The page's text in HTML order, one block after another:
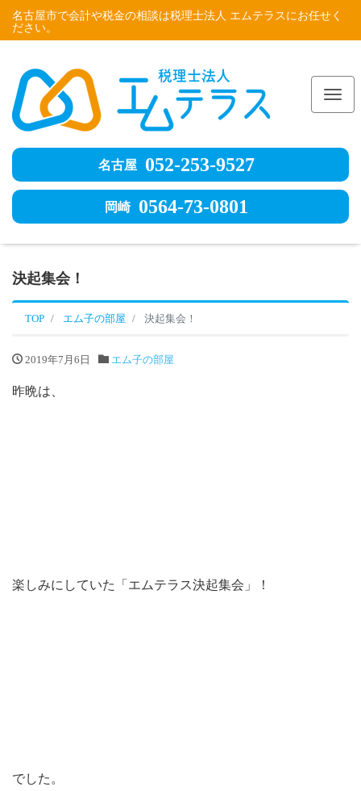
名古屋市で会計や税金の相談は税理士法人 エムテラスにお任せく
ださい。
名古屋 052-253-9527
岡崎 0564-73-0801
決起集会！
TOP エム子の部屋 決起集会！
2019年7月6日 エム子の部屋
昨晩は、
楽しみにしていた「エムテラス決起集会」！
でした。